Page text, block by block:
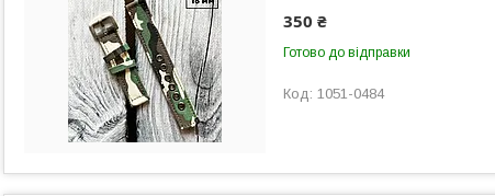
350 ₴
Готово до відправки
1051-0484